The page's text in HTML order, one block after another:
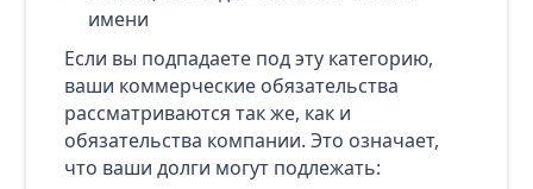
имени
Если вы подпадаете под эту категорию,
ваши коммерческие обязательства
рассматриваются так же, как и
обязательства компании. Это означает,
что ваши долги могут подлежать: